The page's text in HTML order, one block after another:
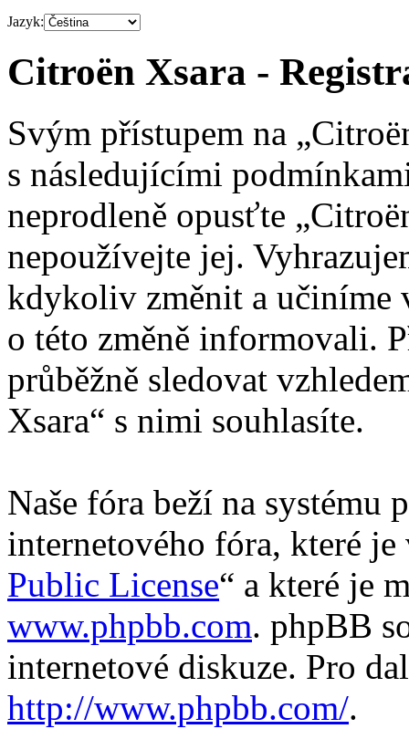
Jazyk:
Citroën Xsara -
Svým přístupem na
s následujícími
neprodleně opusťte
nepoužívejte jej.
kdykoliv změnit a učiníme
o této změně informovali.
průběžně sledovat
Xsara“ s nimi souhlasíte.
Naše fóra beží na systému
internetového fóra, které
Public License“ a které je
www.phpbb.com. phpBB
internetové diskuze. Pro
http://www.phpbb.com/.